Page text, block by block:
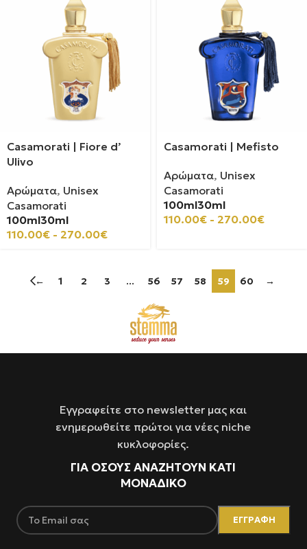
Casamorati | Fiore d’
Ulivo
Αρώματα, Unisex
Casamorati
100ml30ml
110.00€ - 270.00€
Casamorati | Mefisto
Αρώματα, Unisex
Casamorati
100ml30ml
110.00€ - 270.00€
← 1 2 3 ... 56 57 58 59 60 →
Εγγραφείτε στο newsletter μας και
ενημερωθείτε πρώτοι για νέες niche
κυκλοφορίες.
ΓΙΑ ΌΣΟΥΣ ΑΝΑΖΗΤΟΥΝ ΚΑΤΙ
ΜΟΝΑΔΙΚΟ